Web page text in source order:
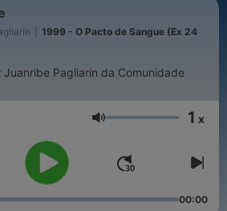
1999 - O Pacto de Sangue (Ex 24
Pagliarin da Comunidade
ระดับเสียง 1 x
00:00